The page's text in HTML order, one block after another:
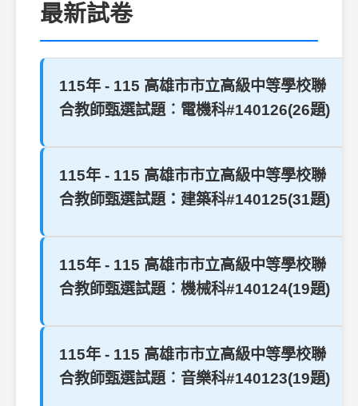
最新試卷
115年 - 115 高雄市市立高級中等學校聯
合教師甄選試題︰電機科#140126(26題)
115年 - 115 高雄市市立高級中等學校聯
合教師甄選試題：建築科#140125(31題)
115年 - 115 高雄市市立高級中等學校聯
合教師甄選試題︰機械科#140124(19題)
115年 - 115 高雄市市立高級中等學校聯
合教師甄選試題︰音樂科#140123(19題)